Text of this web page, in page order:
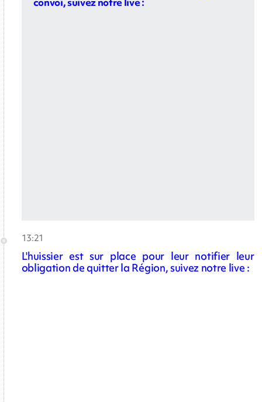
13:21
L'huissier est sur place pour leur notifier leur
obligation de quitter la Région, suivez notre live :